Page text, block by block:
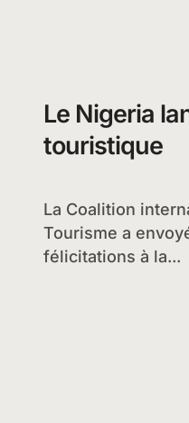
Le Nigeria
touristique
La Coalition internationale des Partenaires du
Tourisme a
félicitations à la...